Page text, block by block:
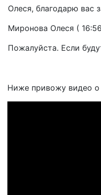
Олеся, благодарю вас
Миронова Олеся (
Пожалуйста. Если
Ниже привожу видео о